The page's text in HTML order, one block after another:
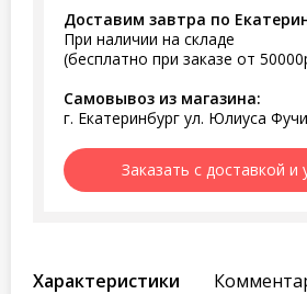
Доставим завтра по
При наличии на складе
(бесплатно при заказе от
Самовывоз из магазина:
г. Екатеринбург ул. Юлиуса
Заказать с доставкой и
Характеристики